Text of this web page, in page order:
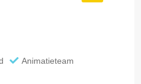
Animatieteam